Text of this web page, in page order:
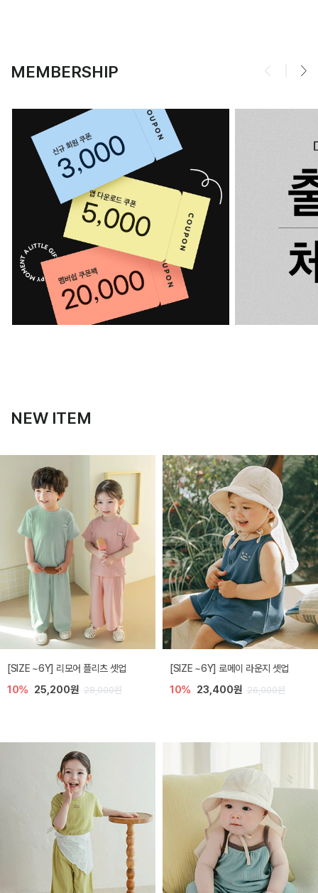
MEMBERSHIP
NEW ITEM
[SIZE ~6Y] 리모어 플리츠 셋업
10% 25,200원 28,000원
[SIZE ~6Y] 로메이 라운지 셋업
10% 23,400원 26,000원